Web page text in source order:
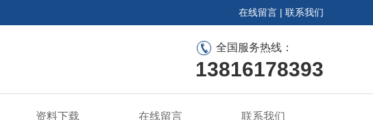
在线留言 | 联系我们
全国服务热线：
13816178393
资料下载 在线留言 联系我们